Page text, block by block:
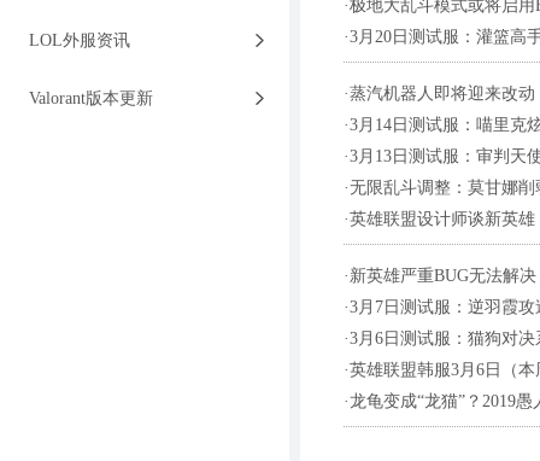
LOL外服资讯
Valorant版本更新
·极地大乱斗模式或将启
·3月20日测试服：灌篮高
·蒸汽机器人即将迎来改
·3月14日测试服：喵里克
·3月13日测试服：审判天
·无限乱斗调整：莫甘娜
·英雄联盟设计师谈新英
· 新英雄严重BUG无法解
·3月7日测试服：逆羽霞
·3月6日测试服：猫狗对
·英雄联盟韩服3月6日（
·龙龟变成“龙猫”？2019